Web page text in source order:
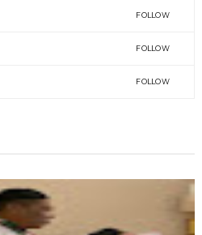
FOLLOW
FOLLOW
FOLLOW